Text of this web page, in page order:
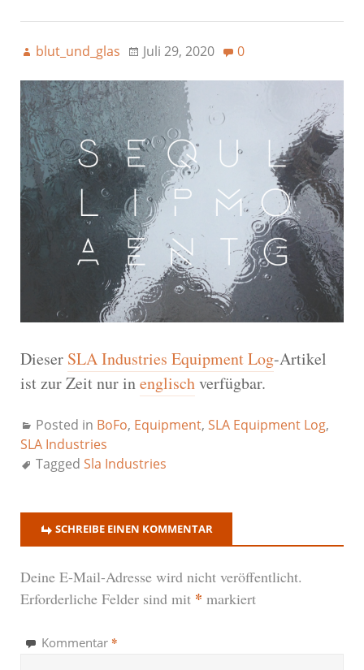
blut_und_glas Juli 29, 2020 0
Dieser SLA Industries Equipment Log-Artikel
ist zur Zeit nur inenglischverfügbar.
Posted in BoFo, Equipment, SLA Equipment Log,
SLA Industries
Tagged Sla Industries
SCHREIBE EINEN KOMMENTAR
Deine E-Mail-Adresse wird nicht veröffentlicht.
Erforderliche Felder sind mit * markiert
Kommentar *